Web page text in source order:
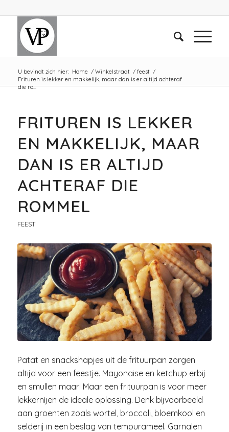
U bevindt zich hier: Home / Winkelstraat / feest /
Frituren is lekker en makkelijk, maar dan is er altijd achteraf
die ro...
FRITUREN IS LEKKER
EN MAKKELIJK, MAAR
DAN IS ER ALTIJD
ACHTERAF DIE
ROMMEL
FEEST
Patat en snackshapjes uit de frituurpan zorgen
altijd voor een feestje. Mayonaise en ketchup erbij
en smullen maar! Maar een frituurpan is voor meer
lekkernijen de ideale oplossing. Denk bijvoorbeeld
aan groenten zoals wortel, broccoli, bloemkool en
selderij in een beslag van tempurameel. Garnalen